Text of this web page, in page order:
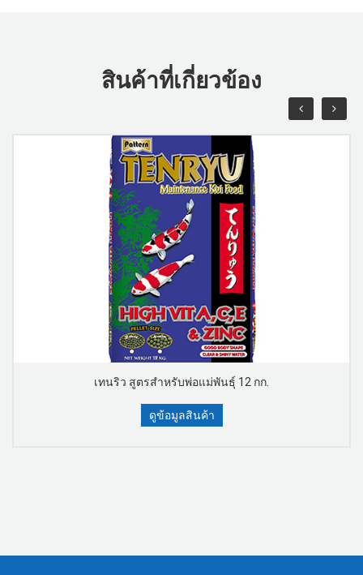
สินค้าที่เกี่ยวข้อง
เทนริว สูตรสำหรับพ่อแม่พันธุ์ 12 กก.
ดูข้อมูลสินค้า